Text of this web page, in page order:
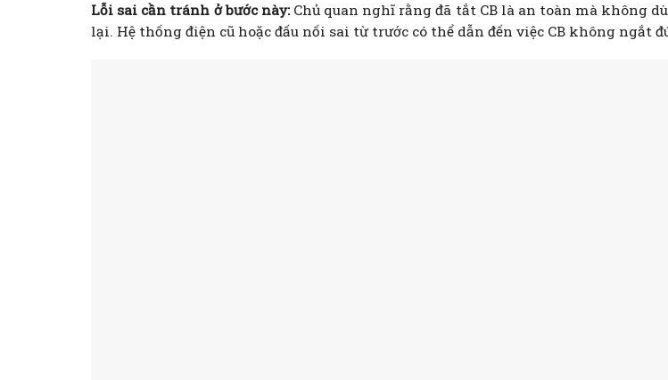
Lỗi sai cần tránh ở bước này:Chủ quan nghĩ rằng đã tắt CB là an toàn mà không
lại. Hệ thống điện cũ hoặc đấu nối sai từ trước có thể dẫn đến việc CB không ngắt